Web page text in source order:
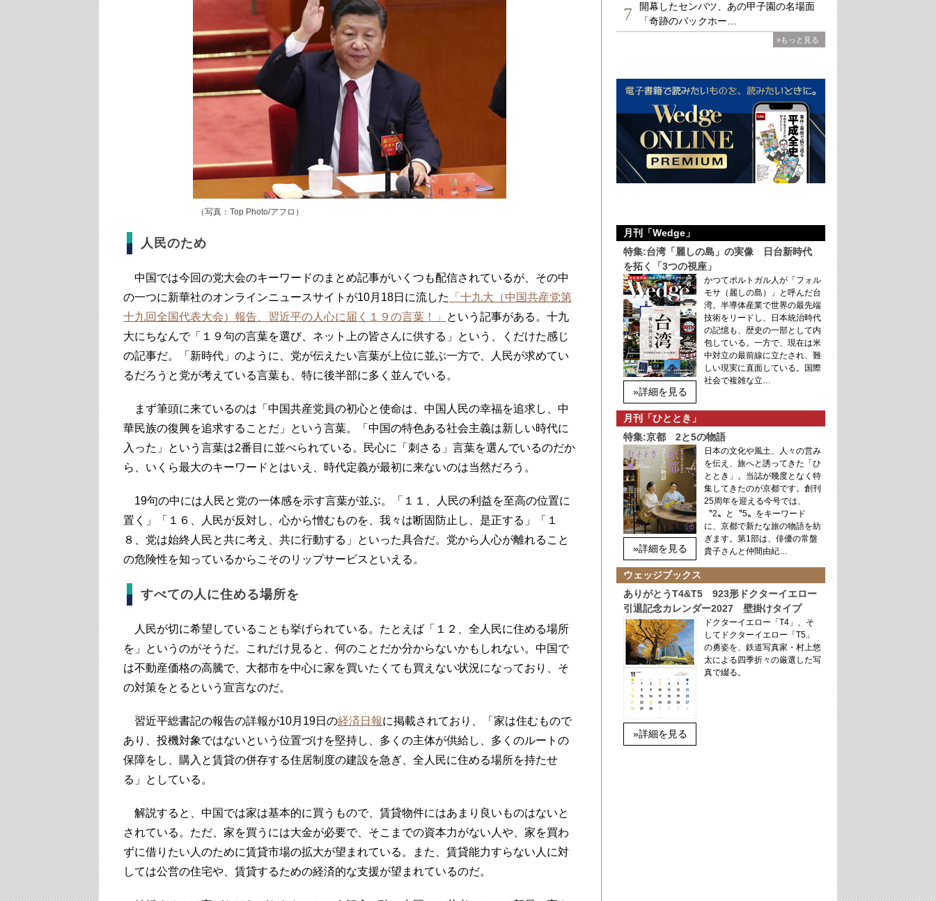
（写真：Top Photo/アフロ）
人民のため
中国では今回の党大会のキーワードのまとめ記事がいくつも配信されているが、その中
の一つに新華社のオンラインニュースサイトが10月18日に流した
「十九大（中国共産党第
十九回全国代表大会）報告、習近平の人心に届く１９の言葉！」
という記事がある。十九
大にちなんで「１９句の言葉を選び、ネット上の皆さんに供する」という、くだけた感じ
の記事だ。「新時代」のように、党が伝えたい言葉が上位に並ぶ一方で、人民が求めてい
るだろうと党が考えている言葉も、特に後半部に多く並んでいる。
まず筆頭に来ているのは「中国共産党員の初心と使命は、中国人民の幸福を追求し、中
華民族の復興を追求することだ」という言葉。「中国の特色ある社会主義は新しい時代に
入った」という言葉は2番目に並べられている。民心に「刺さる」言葉を選んでいるのだか
ら、いくら最大のキーワードとはいえ、時代定義が最初に来ないのは当然だろう。
19句の中には人民と党の一体感を示す言葉が並ぶ。「１１、人民の利益を至高の位置に
置く」「１６、人民が反対し、心から憎むものを、我々は断固防止し、是正する」「１
８、党は始終人民と共に考え、共に行動する」といった具合だ。党から人心が離れること
の危険性を知っているからこそのリップサービスといえる。
すべての人に住める場所を
人民が切に希望していることも挙げられている。たとえば「１２、全人民に住める場所
を」というのがそうだ。これだけ見ると、何のことだか分からないかもしれない。中国で
は不動産価格の高騰で、大都市を中心に家を買いたくても買えない状況になっており、そ
の対策をとるという宣言なのだ。
習近平総書記の報告の詳報が10月19日の経済日報に掲載されており、「家は住むもので
あり、投機対象ではないという位置づけを堅持し、多くの主体が供給し、多くのルートの
保障をし、購入と賃貸の併存する住居制度の建設を急ぎ、全人民に住める場所を持たせ
る」としている。
解説すると、中国では家は基本的に買うもので、賃貸物件にはあまり良いものはないと
されている。ただ、家を買うには大金が必要で、そこまでの資本力がない人や、家を買わ
ずに借りたい人のために賃貸市場の拡大が望まれている。また、賃貸能力すらない人に対
しては公営の住宅や、賃貸するための経済的な支援が望まれているのだ。
7
開幕したセンバツ、あの甲子園の名場面
「奇跡のバックホー…
»もっと見る
月刊「Wedge」
特集:台湾「麗しの島」の実像 日台新時代
を拓く「3つの視座」
»詳細を見る
かつてポルトガル人が「フォル
モサ（麗しの島）」と呼んだ台
湾。半導体産業で世界の最先端
技術をリードし、日本統治時代
の記憶も、歴史の一部として内
包している。一方で、現在は米
中対立の最前線に立たされ、難
しい現実に直面している。国際
社会で複雑な立…
月刊「ひととき」
特集:京都 2と5の物語
»詳細を見る
日本の文化や風土、人々の営み
を伝え、旅へと誘ってきた「ひ
ととき」。当誌が幾度となく特
集してきたのが京都です。創刊
25周年を迎える今号では、
〝2〟と〝5〟をキーワード
に、京都で新たな旅の物語を紡
ぎます。第1部は、俳優の常盤
貴子さんと仲間由紀…
ウェッジブックス
ありがとうT4&T5 923形ドクターイエロー
引退記念カレンダー2027 壁掛けタイプ
»詳細を見る
ドクターイエロー「T4」、そ
してドクターイエロー「T5」
の勇姿を、鉄道写真家・村上悠
太による四季折々の厳選した写
真で綴る。